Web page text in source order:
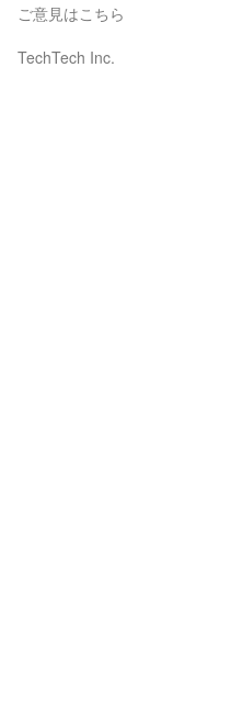
ご意見はこちら
TechTech Inc.